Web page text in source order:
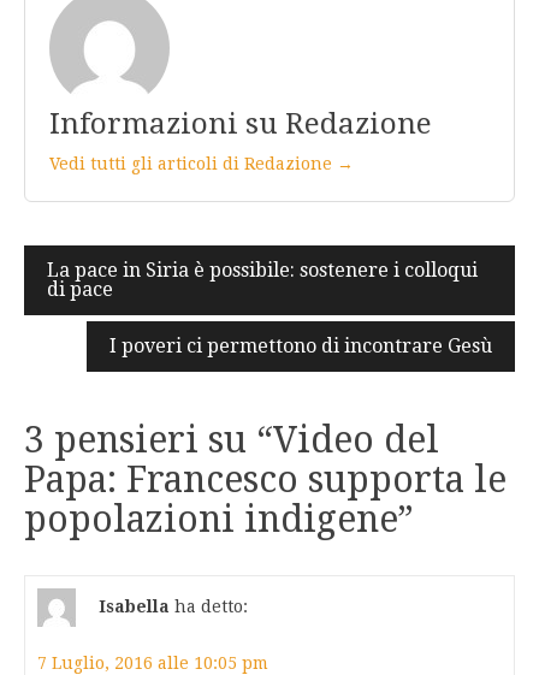
Informazioni su Redazione
Vedi tutti gli articoli di Redazione →
Navigazione
articoli
La pace in Siria è possibile: sostenere i colloqui
di pace
I poveri ci permettono di incontrare Gesù
3 pensieri su “Video del
Papa: Francesco supporta le
popolazioni indigene”
Isabella ha detto:
7 Luglio, 2016 alle 10:05 pm